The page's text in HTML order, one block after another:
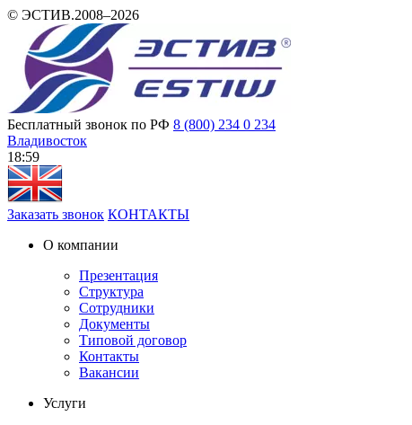
© ЭСТИВ.2008–2026
Бесплатный звонок по РФ 8 (800) 234 0 234
Владивосток
18:59
Заказать звонок КОНТАКТЫ
О компании
Презентация
Структура
Сотрудники
Документы
Типовой договор
Контакты
Вакансии
Услуги